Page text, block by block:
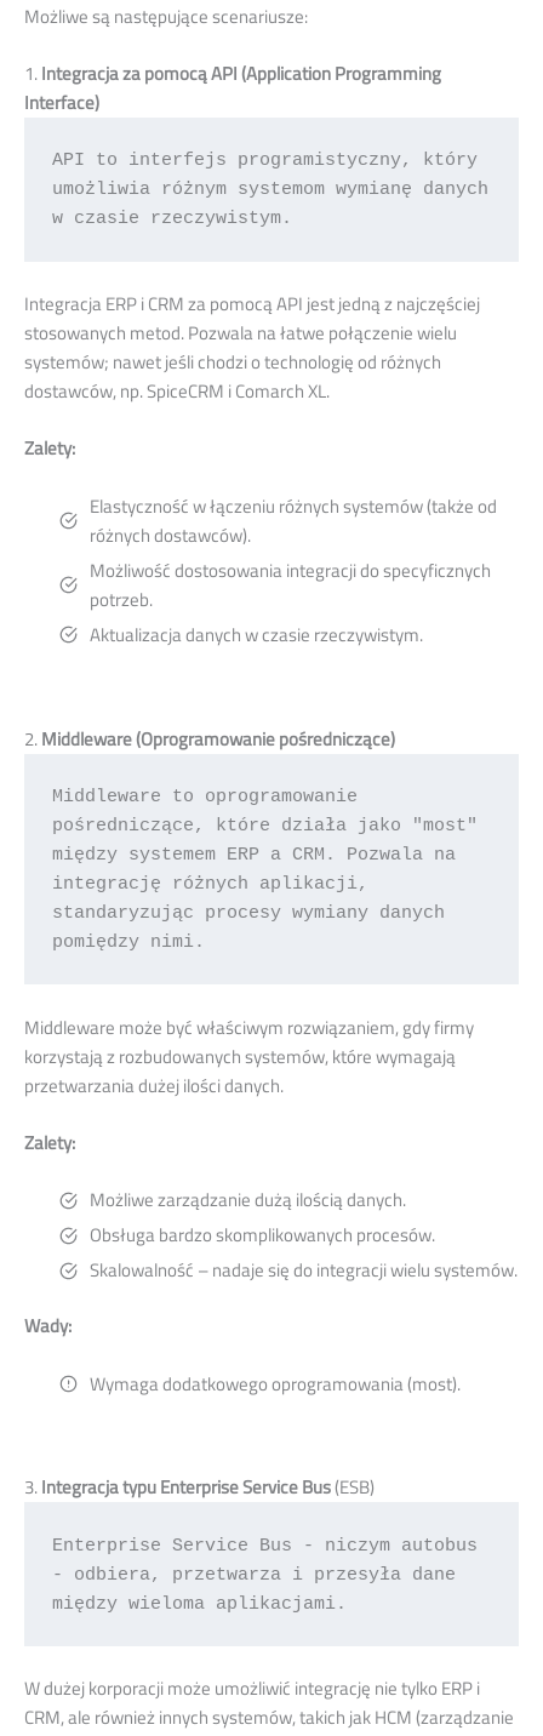
Możliwe są następujące scenariusze:
1.Integracja za pomocą API (Application Programming
Interface)
API to interfejs programistyczny, który
umożliwia różnym systemom wymianę danych
w czasie rzeczywistym.
Integracja ERP i CRM za pomocą API jest jedną z najczęściej
stosowanych metod. Pozwala na łatwe połączenie wielu
systemów; nawet jeśli chodzi o technologię od różnych
dostawców, np. SpiceCRM i Comarch XL.
Zalety:
Elastyczność w łączeniu różnych systemów (także od
różnych dostawców).
Możliwość dostosowania integracji do specyficznych
potrzeb.
Aktualizacja danych w czasie rzeczywistym.
2.Middleware (Oprogramowanie pośredniczące)
Middleware to oprogramowanie
pośredniczące, które działa jako "most"
między systemem ERP a CRM. Pozwala na
integrację różnych aplikacji,
standaryzując procesy wymiany danych
pomiędzy nimi.
Middleware może być właściwym rozwiązaniem, gdy firmy
korzystają z rozbudowanych systemów, które wymagają
przetwarzania dużej ilości danych.
Zalety:
Możliwe zarządzanie dużą ilością danych.
Obsługa bardzo skomplikowanych procesów.
Skalowalność – nadaje się do integracji wielu systemów.
Wady:
Wymaga dodatkowego oprogramowania (most).
3.Integracja typu Enterprise Service Bus(ESB)
Enterprise Service Bus - niczym autobus
- odbiera, przetwarza i przesyła dane
między wieloma aplikacjami.
W dużej korporacji może umożliwić integrację nie tylko ERP i
CRM, ale również innych systemów, takich jak HCM (zarządzanie